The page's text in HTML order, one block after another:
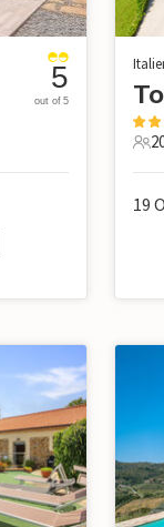
5
out of 5
20
19